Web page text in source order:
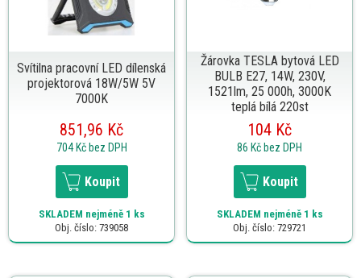
Svítilna pracovní LED dílenská
projektorová 18W/5W 5V
7000K
851,96 Kč
704 Kč bez DPH
Koupit
SKLADEM nejméně 1 ks
Obj. číslo: 739058
Žárovka TESLA bytová LED
BULB E27, 14W, 230V,
1521lm, 25 000h, 3000K
teplá bílá 220st
104 Kč
86 Kč bez DPH
Koupit
SKLADEM nejméně 1 ks
Obj. číslo: 729721